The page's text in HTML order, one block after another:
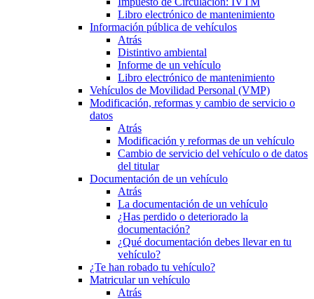
Libro electrónico de mantenimiento
Información pública de vehículos
Atrás
Distintivo ambiental
Informe de un vehículo
Libro electrónico de mantenimiento
Vehículos de Movilidad Personal (VMP)
Modificación, reformas y cambio de servicio o
datos
Atrás
Modificación y reformas de un vehículo
Cambio de servicio del vehículo o de datos
del titular
Documentación de un vehículo
Atrás
La documentación de un vehículo
¿Has perdido o deteriorado la
documentación?
¿Qué documentación debes llevar en tu
vehículo?
¿Te han robado tu vehículo?
Matricular un vehículo
Atrás